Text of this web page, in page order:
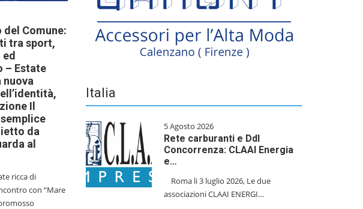
Comune:
tra sport,
– Estate
nuova
Il
da
al
ricca di
con “Mare
Italia
5 Agosto 2026
Rete carburanti e Ddl
Concorrenza: CLAAI Energia
e…
​Roma li 3 luglio 2026, Le due
associazioni CLAAI ENERGI…